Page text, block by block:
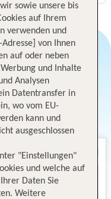
sowie unsere bis
auf Ihrem
verwenden und
von Ihnen
auf oder neben
und Inhalte
Analysen
Datentransfer in
wo vom EU-
kann und
ausgeschlossen
"Einstellungen"
und welche auf
Daten Sie
Weitere